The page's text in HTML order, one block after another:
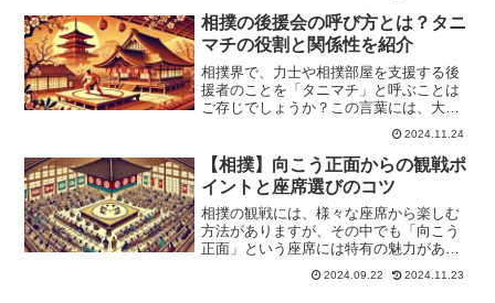
試される瞬間です。上手や下手といった
手の位置や体勢を駆使しな...
相撲の後援会の呼び方とは？タニ
マチの役割と関係性を紹介
相撲界で、力士や相撲部屋を支援する後
援者のことを「タニマチ」と呼ぶことは
ご存じでしょうか？この言葉には、大阪
独自の背景があります。タニマチは単な
る金銭的な支援者にとどまらず、力士や
相撲部屋の活動を多方面か...
2024.11.24
【相撲】向こう正面からの観戦ポ
イントと座席選びのコツ
相撲の観戦には、様々な座席から楽しむ
方法がありますが、その中でも「向こう
正面」という座席には特有の魅力があり
ます。正面席とは違う視点から土俵全体
を俯瞰できるため、力士たちの動きをじ
2024.09.22 2024.11.23